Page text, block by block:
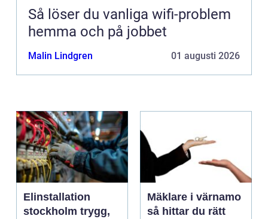
Så löser du vanliga wifi-problem
hemma och på jobbet
Malin Lindgren 01 augusti 2026
Elinstallation
stockholm trygg,
Mäklare i värnamo
så hittar du rätt